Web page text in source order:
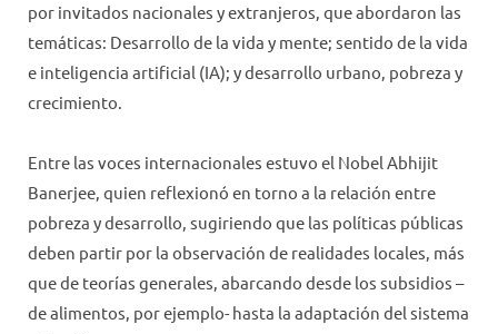
por invitados nacionales y extranjeros, que abordaron las
temáticas: Desarrollo de la vida y mente; sentido de la vida
e inteligencia artificial (IA); y desarrollo urbano, pobreza y
crecimiento.
Entre las voces internacionales estuvo el Nobel Abhijit
Banerjee, quien reflexionó en torno a la relación entre
pobreza y desarrollo, sugiriendo que las políticas públicas
deben partir por la observación de realidades locales, más
que de teorías generales, abarcando desde los subsidios –
de alimentos, por ejemplo- hasta la adaptación del sistema